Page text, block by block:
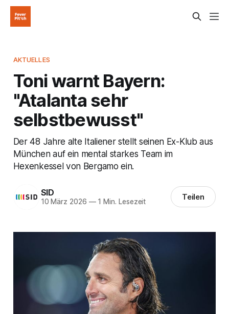
AKTUELLES
Toni warnt Bayern:
"Atalanta sehr
selbstbewusst"
Der 48 Jahre alte Italiener stellt seinen Ex-Klub aus
München auf ein mental starkes Team im
Hexenkessel von Bergamo ein.
SID
10 März 2026 —1 Min. Lesezeit Teilen